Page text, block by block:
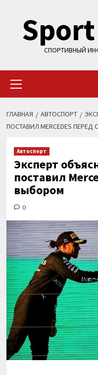
содержимому
СПОРТИВНЫЙ
меню
ГЛАВНАЯ АВТОСПОРТ
ПОСТАВИЛ MERCEDES
Автоспорт
Эксперт
поставил
выбором
0